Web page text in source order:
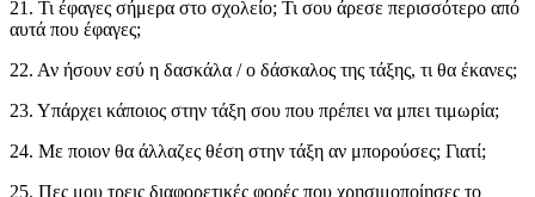
21. Τι έφαγες σήμερα στο σχολείο; Τι σου άρεσε περισσότερο από
αυτά που έφαγες;
22. Αν ήσουν εσύ η δασκάλα / ο δάσκαλος της τάξης, τι θα έκανες;
23. Υπάρχει κάποιος στην τάξη σου που πρέπει να μπει τιμωρία;
24. Με ποιον θα άλλαζες θέση στην τάξη αν μπορούσες; Γιατί;
25. Πες μου τρεις διαφορετικές φορές που χρησιμοποίησες το